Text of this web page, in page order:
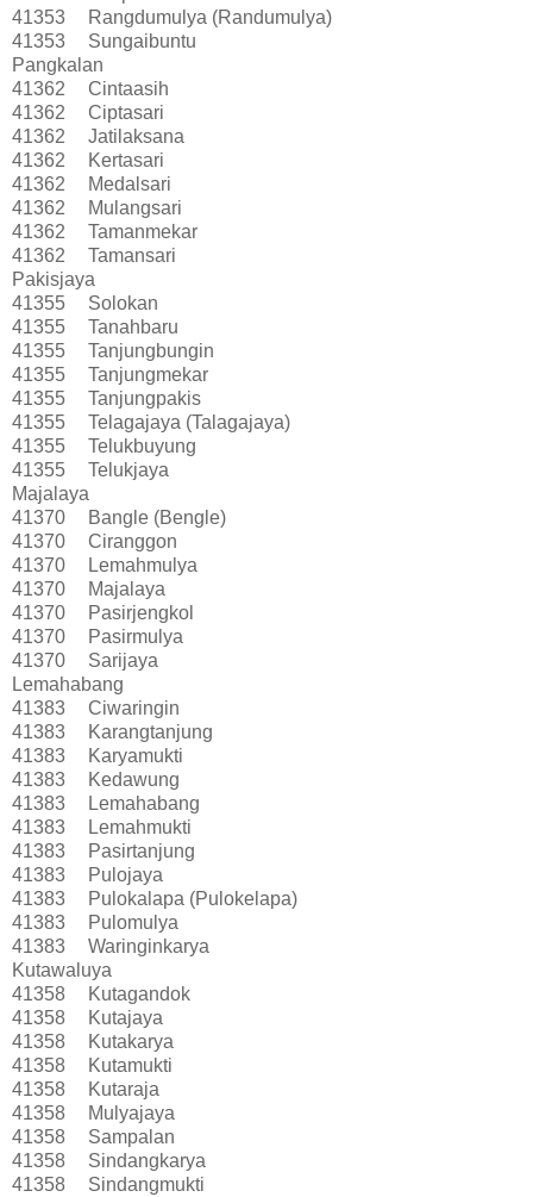
41353
Rangdumulya (Randumulya)
41353
Sungaibuntu
Pangkalan
41362
Cintaasih
41362
Ciptasari
41362
Jatilaksana
41362
Kertasari
41362
Medalsari
41362
Mulangsari
41362
Tamanmekar
41362
Tamansari
Pakisjaya
41355
Solokan
41355
Tanahbaru
41355
Tanjungbungin
41355
Tanjungmekar
41355
Tanjungpakis
41355
Telagajaya (Talagajaya)
41355
Telukbuyung
41355
Telukjaya
Majalaya
41370
Bangle (Bengle)
41370
Ciranggon
41370
Lemahmulya
41370
Majalaya
41370
Pasirjengkol
41370
Pasirmulya
41370
Sarijaya
Lemahabang
41383
Ciwaringin
41383
Karangtanjung
41383
Karyamukti
41383
Kedawung
41383
Lemahabang
41383
Lemahmukti
41383
Pasirtanjung
41383
Pulojaya
41383
Pulokalapa (Pulokelapa)
41383
Pulomulya
41383
Waringinkarya
Kutawaluya
41358
Kutagandok
41358
Kutajaya
41358
Kutakarya
41358
Kutamukti
41358
Kutaraja
41358
Mulyajaya
41358
Sampalan
41358
Sindangkarya
41358
Sindangmukti